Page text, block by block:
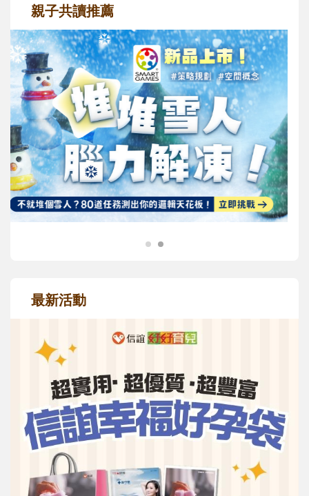
親子共讀推薦
最新活動